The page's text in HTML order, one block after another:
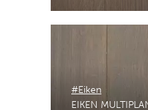
#Eiken
EIKEN